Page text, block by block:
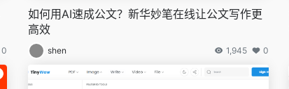
0
如何用AI速成公文？新华妙笔在线让公文写作更
高效
shen 1,945 0